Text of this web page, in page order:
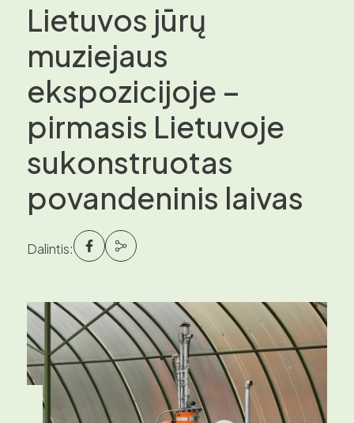
Lietuvos jūrų
muziejaus
ekspozicijoje –
pirmasis Lietuvoje
sukonstruotas
povandeninis laivas
Dalintis: